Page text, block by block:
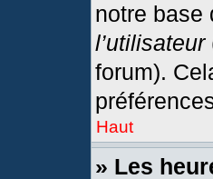
notre base
l’utilisateur
forum).
Haut
» Les